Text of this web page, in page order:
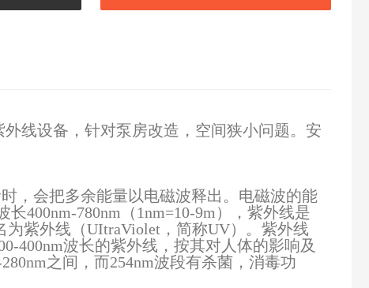
外线设备，针对泵房改造，空间狭小问题。安
，会把多余能量以电磁波释出。电磁波的能
400nm-780nm（1nm=10-9m），紫外线是
紫外线（UItraViolet，简称UV）。紫外线
400nm波长的紫外线，按其对人体的影响及
之间，而254nm波段有杀菌，消毒功